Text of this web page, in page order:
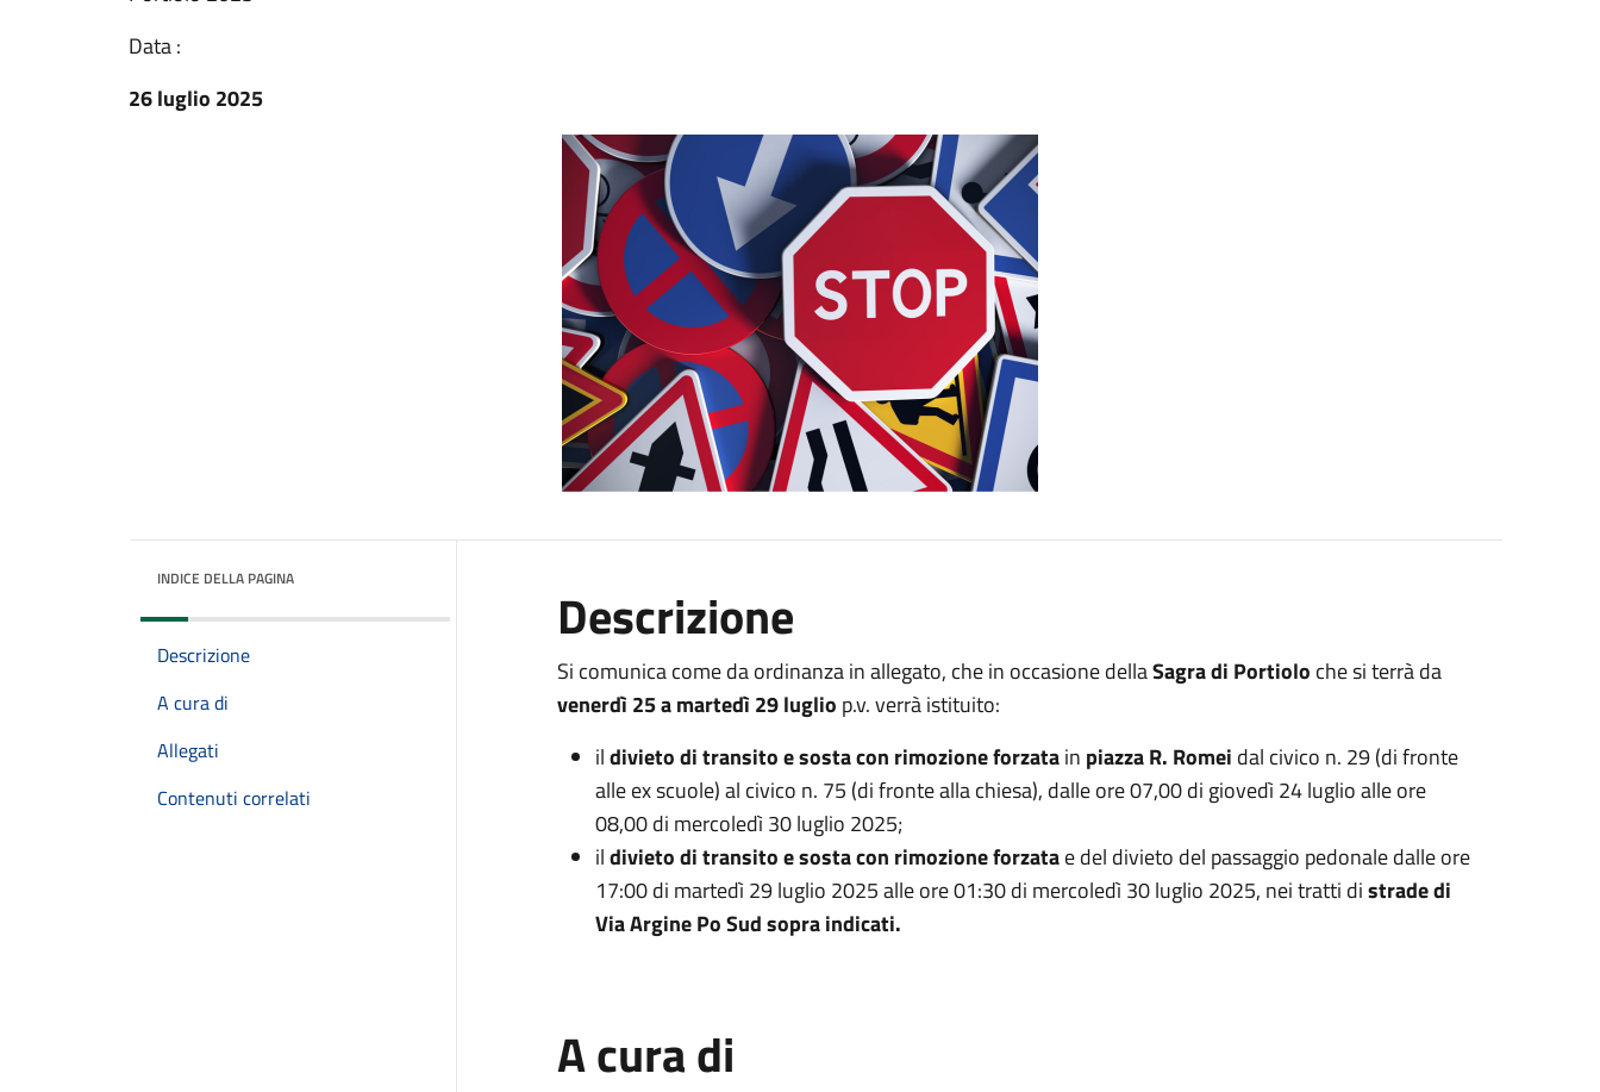
Data :
26 luglio 2025
INDICE DELLA PAGINA
Descrizione
A cura di
Allegati
Contenuti correlati
Descrizione
Si comunica come da ordinanza in allegato, che in occasione dellaSagra di Portiolo che si terrà da
venerdì 25 a martedì 29 luglio p.v. verrà istituito:
ildivieto di transito e sosta con rimozione forzatain piazza R. Romei dal civico n. 29 (di fronte
alle ex scuole) al civico n. 75 (di fronte alla chiesa), dalle ore 07,00 di giovedì 24 luglio alle ore
08,00 di mercoledì 30 luglio 2025;
ildivieto di transito e sosta con rimozione forzatae del divieto del passaggio pedonale dalle ore
17:00 di martedì 29 luglio 2025 alle ore 01:30 di mercoledì 30 luglio 2025, nei tratti distrade di
Via Argine Po Sud sopra indicati.
A cura di